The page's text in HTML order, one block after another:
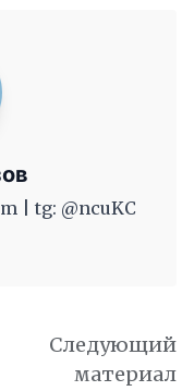
| tg: @ncuKC
Следующий
материал